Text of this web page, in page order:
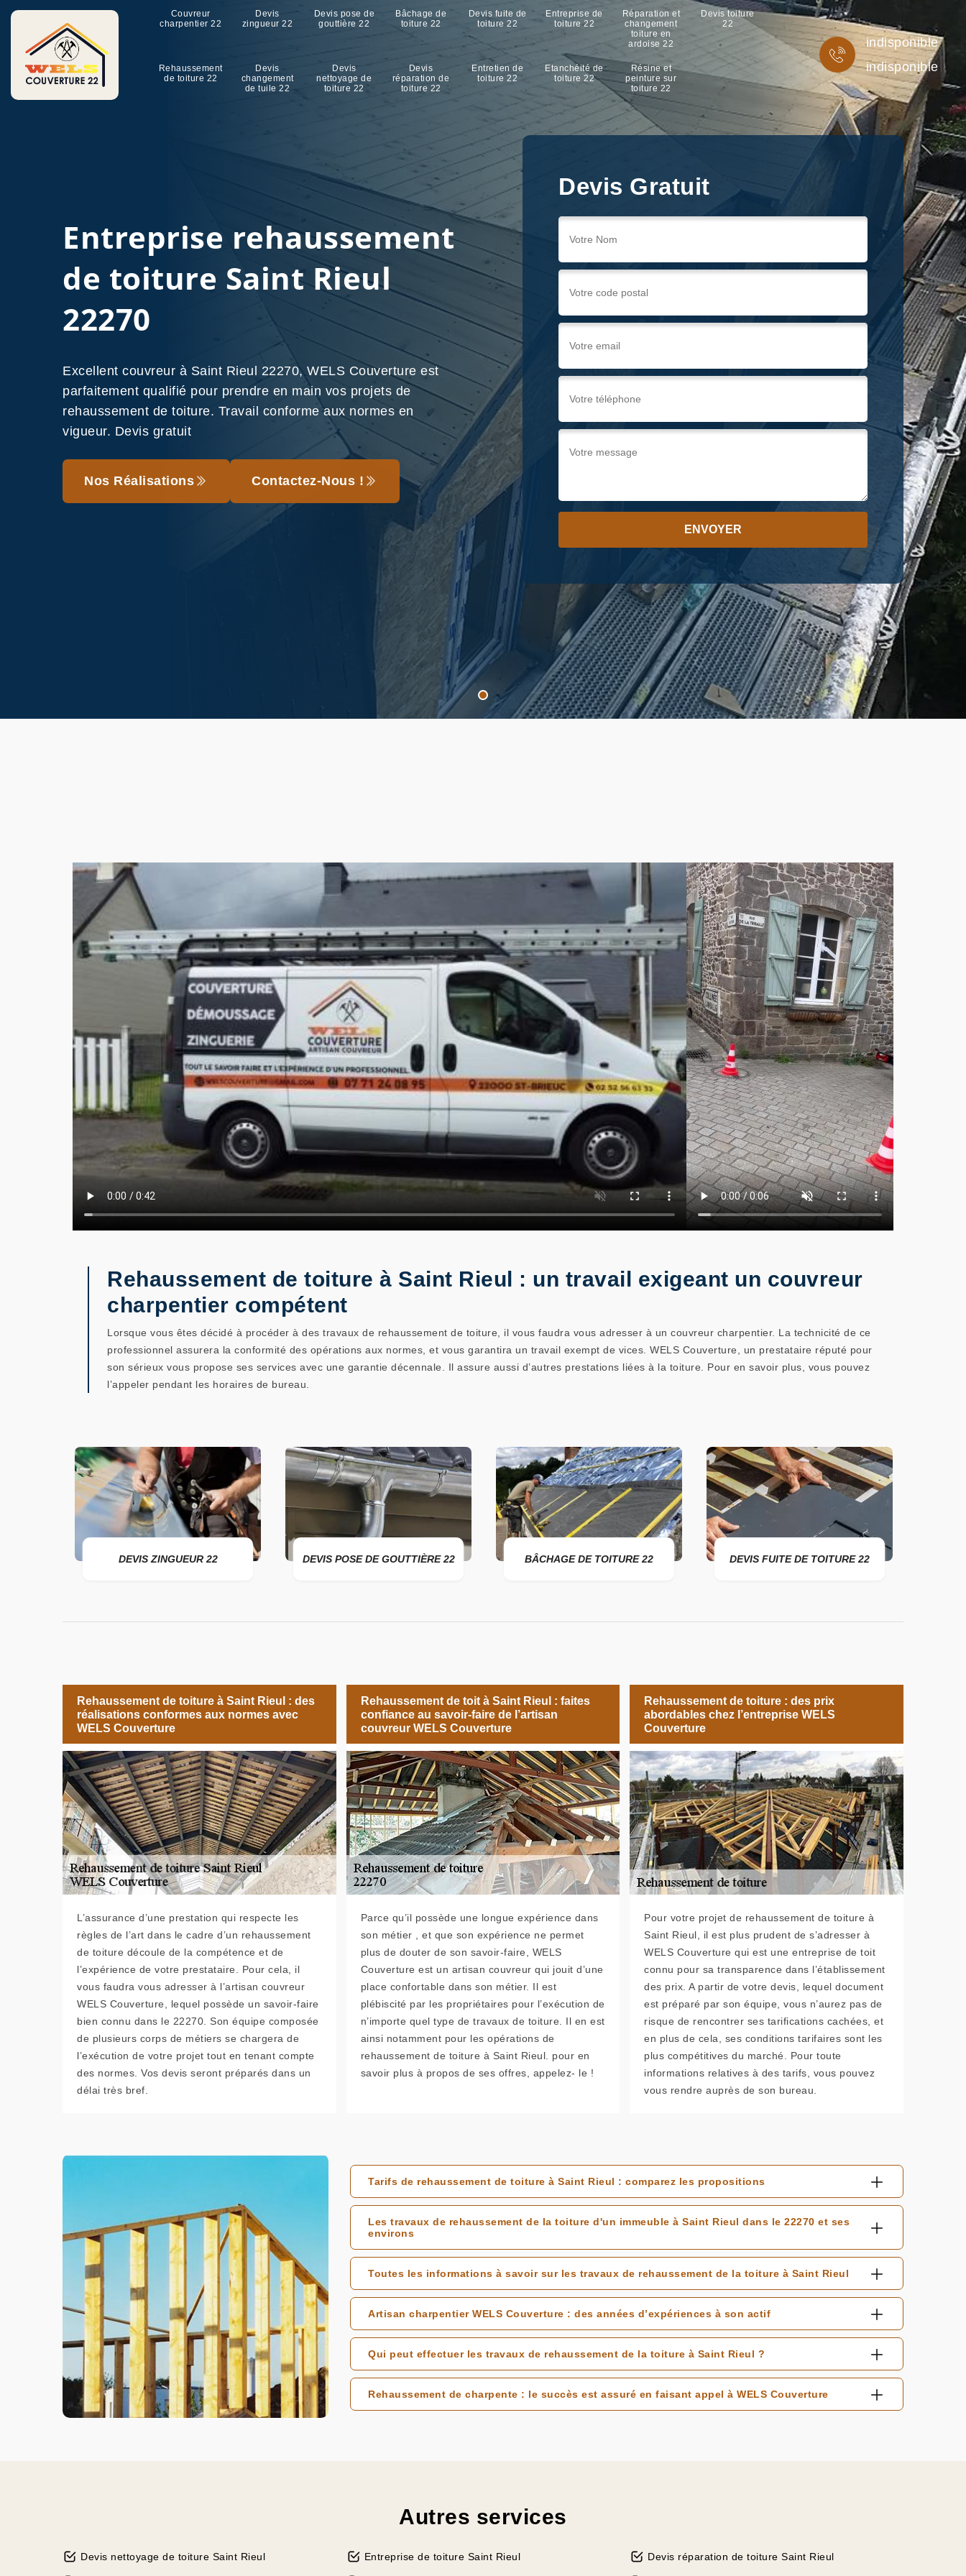
Couvreur
charpentier 22
Devis
zingueur 22
Devis pose de
gouttière 22
Bâchage de
toiture 22
Devis fuite de
toiture 22
Entreprise de
toiture 22
Réparation et
changement
toiture en
ardoise 22
Devis toiture
22
Rehaussement
de toiture 22
Devis
changement
de tuile 22
Devis
nettoyage de
toiture 22
Devis
réparation de
toiture 22
Entretien de
toiture 22
Etanchéité de
toiture 22
Résine et
peinture sur
toiture 22
indisponible
indisponible
Entreprise rehaussement
de toiture Saint Rieul
22270
Excellent couvreur à Saint Rieul 22270, WELS Couverture est
parfaitement qualifié pour prendre en main vos projets de
rehaussement de toiture. Travail conforme aux normes en
vigueur. Devis gratuit
Nos Réalisations Contactez-Nous !
Devis Gratuit
Rehaussement de toiture à Saint Rieul : un travail exigeant un couvreur
charpentier compétent
Lorsque vous êtes décidé à procéder à des travaux de rehaussement de toiture, il vous faudra vous adresser à un couvreur charpentier. La technicité de ce
professionnel assurera la conformité des opérations aux normes, et vous garantira un travail exempt de vices. WELS Couverture, un prestataire réputé pour
son sérieux vous propose ses services avec une garantie décennale. Il assure aussi d’autres prestations liées à la toiture. Pour en savoir plus, vous pouvez
l’appeler pendant les horaires de bureau.
DEVIS ZINGUEUR 22 DEVIS POSE DE GOUTTIÈRE 22 BÂCHAGE DE TOITURE 22 DEVIS FUITE DE TOITURE 22
Rehaussement de toiture à Saint Rieul : des
réalisations conformes aux normes avec
WELS Couverture
L’assurance d’une prestation qui respecte les
règles de l’art dans le cadre d’un rehaussement
de toiture découle de la compétence et de
l’expérience de votre prestataire. Pour cela, il
vous faudra vous adresser à l’artisan couvreur
WELS Couverture, lequel possède un savoir-faire
bien connu dans le 22270. Son équipe composée
de plusieurs corps de métiers se chargera de
l’exécution de votre projet tout en tenant compte
des normes. Vos devis seront préparés dans un
délai très bref.
Rehaussement de toit à Saint Rieul : faites
confiance au savoir-faire de l’artisan
couvreur WELS Couverture
Parce qu’il possède une longue expérience dans
son métier , et que son expérience ne permet
plus de douter de son savoir-faire, WELS
Couverture est un artisan couvreur qui jouit d’une
place confortable dans son métier. Il est
plébiscité par les propriétaires pour l’exécution de
n’importe quel type de travaux de toiture. Il en est
ainsi notamment pour les opérations de
rehaussement de toiture à Saint Rieul. pour en
savoir plus à propos de ses offres, appelez- le !
Rehaussement de toiture : des prix
abordables chez l’entreprise WELS
Couverture
Pour votre projet de rehaussement de toiture à
Saint Rieul, il est plus prudent de s’adresser à
WELS Couverture qui est une entreprise de toit
connu pour sa transparence dans l’établissement
des prix. A partir de votre devis, lequel document
est préparé par son équipe, vous n’aurez pas de
risque de rencontrer ses tarifications cachées, et
en plus de cela, ses conditions tarifaires sont les
plus compétitives du marché. Pour toute
informations relatives à des tarifs, vous pouvez
vous rendre auprès de son bureau.
Tarifs de rehaussement de toiture à Saint Rieul : comparez les propositions
Les travaux de rehaussement de la toiture d'un immeuble à Saint Rieul dans le 22270 et ses
environs
Toutes les informations à savoir sur les travaux de rehaussement de la toiture à Saint Rieul
Artisan charpentier WELS Couverture : des années d’expériences à son actif
Qui peut effectuer les travaux de rehaussement de la toiture à Saint Rieul ?
Rehaussement de charpente : le succès est assuré en faisant appel à WELS Couverture
Autres services
Devis nettoyage de toiture Saint Rieul Entreprise de toiture Saint Rieul Devis réparation de toiture Saint Rieul